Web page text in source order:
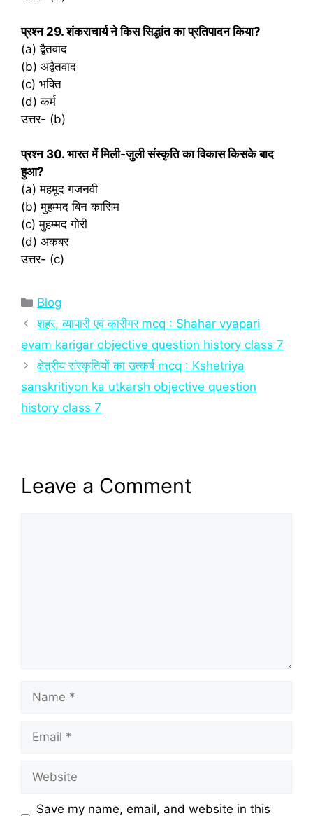
प्रश्‍न 29. शंकराचार्य ने किस सिद्धांत का प्रतिपादन किया?
(a) द्वैतवाद
(b) अद्वैतवाद
(c) भक्ति
(d) कर्म
उत्तर- (b)
प्रश्‍न 30. भारत में मिली-जुली संस्कृति का विकास किसके बाद
हुआ?
(a) महमूद गजनवी
(b) मुहम्मद बिन कासिम
(c) मुहम्मद गोरी
(d) अकबर
उत्तर- (c)
Categories
Blog
शहर, व्यापारी एवं कारीगर mcq : Shahar vyapari
evam karigar objective question history class 7
क्षेत्रीय संस्कृतियों का उत्कर्ष mcq : Kshetriya
sanskritiyon ka utkarsh objective question
history class 7
Leave a Comment
Name
Email
Website
Save my name, email, and website in this